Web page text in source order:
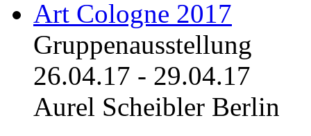
Art Cologne 2017
Gruppenausstellung
26.04.17 - 29.04.17
Aurel Scheibler Berlin